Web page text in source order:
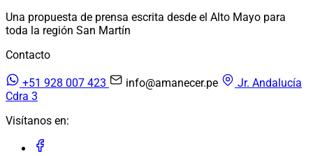
Una propuesta de prensa escrita desde el Alto Mayo para
toda la región San Martín
Contacto
+51 928 007 423 info@amanecer.pe
Jr. Andalucía
Cdra 3
Visítanos en: